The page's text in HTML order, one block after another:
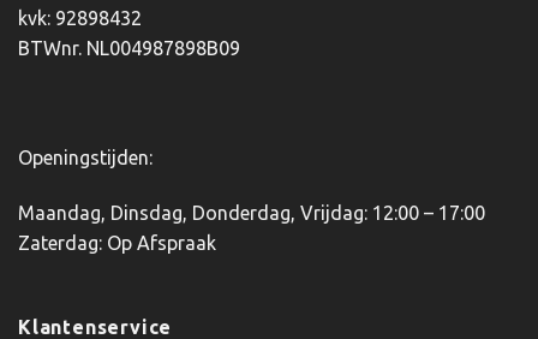
kvk: 92898432
BTWnr. NL004987898B09
Openingstijden:
Maandag, Dinsdag, Donderdag, Vrijdag: 12:00 – 17:00
Zaterdag: Op Afspraak
Klantenservice